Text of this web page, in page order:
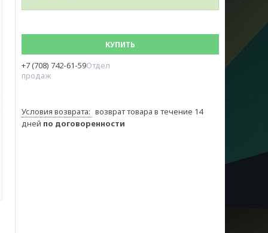
КУПИТЬ
+7 (708) 742-61-59Отдел
продаж
возврат товара в течение 14
дней по договоренности